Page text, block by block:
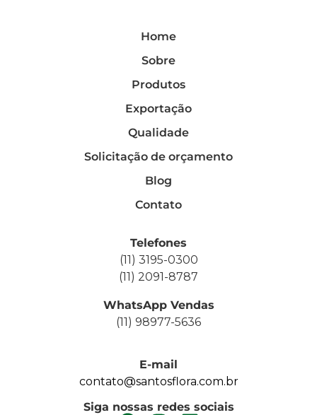
Home
Sobre
Produtos
Exportação
Qualidade
Solicitação de orçamento
Blog
Contato
Telefones
(11) 3195-0300
(11) 2091-8787
WhatsApp Vendas
(11) 98977-5636
E-mail
contato@santosflora.com.br
Siga nossas redes sociais